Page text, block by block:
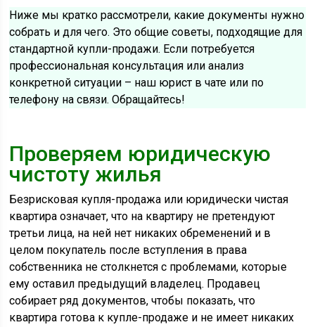
Ниже мы кратко рассмотрели, какие документы нужно
собрать и для чего. Это общие советы, подходящие для
стандартной купли-продажи. Если потребуется
профессиональная консультация или анализ
конкретной ситуации – наш юрист в чате или по
телефону на связи. Обращайтесь!
Проверяем юридическую
чистоту жилья
Безрисковая купля-продажа или юридически чистая
квартира означает, что на квартиру не претендуют
третьи лица, на ней нет никаких обременений и в
целом покупатель после вступления в права
собственника не столкнется с проблемами, которые
ему оставил предыдущий владелец. Продавец
собирает ряд документов, чтобы показать, что
квартира готова к купле-продаже и не имеет никаких